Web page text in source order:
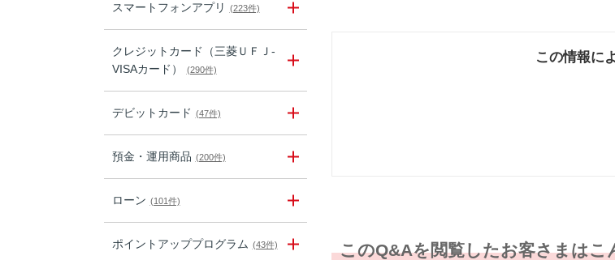
スマートフォンアプリ (223件)
クレジットカード（三菱ＵＦＪ-
VISAカード）
(290件)
デビットカード (47件)
預金・運用商品 (200件)
ローン (101件)
ポイントアッププログラム (43件)
この情報に
このQ&Aを閲覧したお客さまはこ